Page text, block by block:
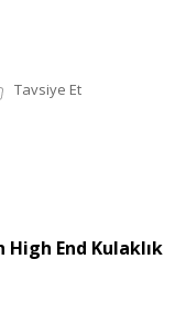
Tavsiye Et
High End Kulaklık